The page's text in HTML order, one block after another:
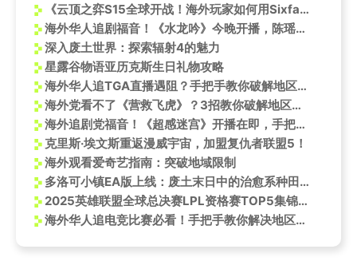
《云顶之弈S15全球开战！海外玩家如何用Sixfast低延迟参赛？》
海外华人追剧福音！《水龙吟》今晚开播，陈瑶演绎江湖女诸葛
深入废土世界：探索辐射4的魅力
星露谷物语亚历克斯生日礼物攻略
海外华人追TGA直播遇阻？手把手教你破解地区限制，告别卡顿与黑屏
海外党看不了《营救飞虎》？3招教你破解地区限制，追剧不再愁！
海外追剧党福音！《超感迷宫》开播在即，手把手教你破解地区限制，告别卡顿与延迟
克里斯·埃文斯重返漫威宇宙，加盟复仇者联盟5！
海外观看爱奇艺指南：突破地域限制
多洛可小镇EA版上线：废土末日中的治愈系种田冒险
2025英雄联盟全球总决赛LPL资格赛TOP5集锦，海外如何用Sixfast解锁低延迟观赛？
海外华人追电竞比赛必看！手把手教你解决地区限制卡顿问题